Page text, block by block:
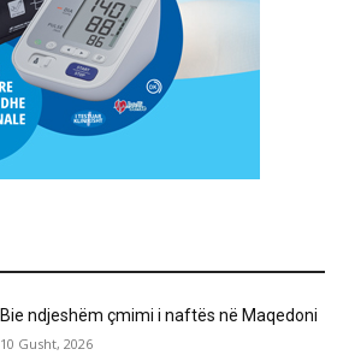
Bie ndjeshëm çmimi i naftës në Maqedoni
10 Gusht, 2026